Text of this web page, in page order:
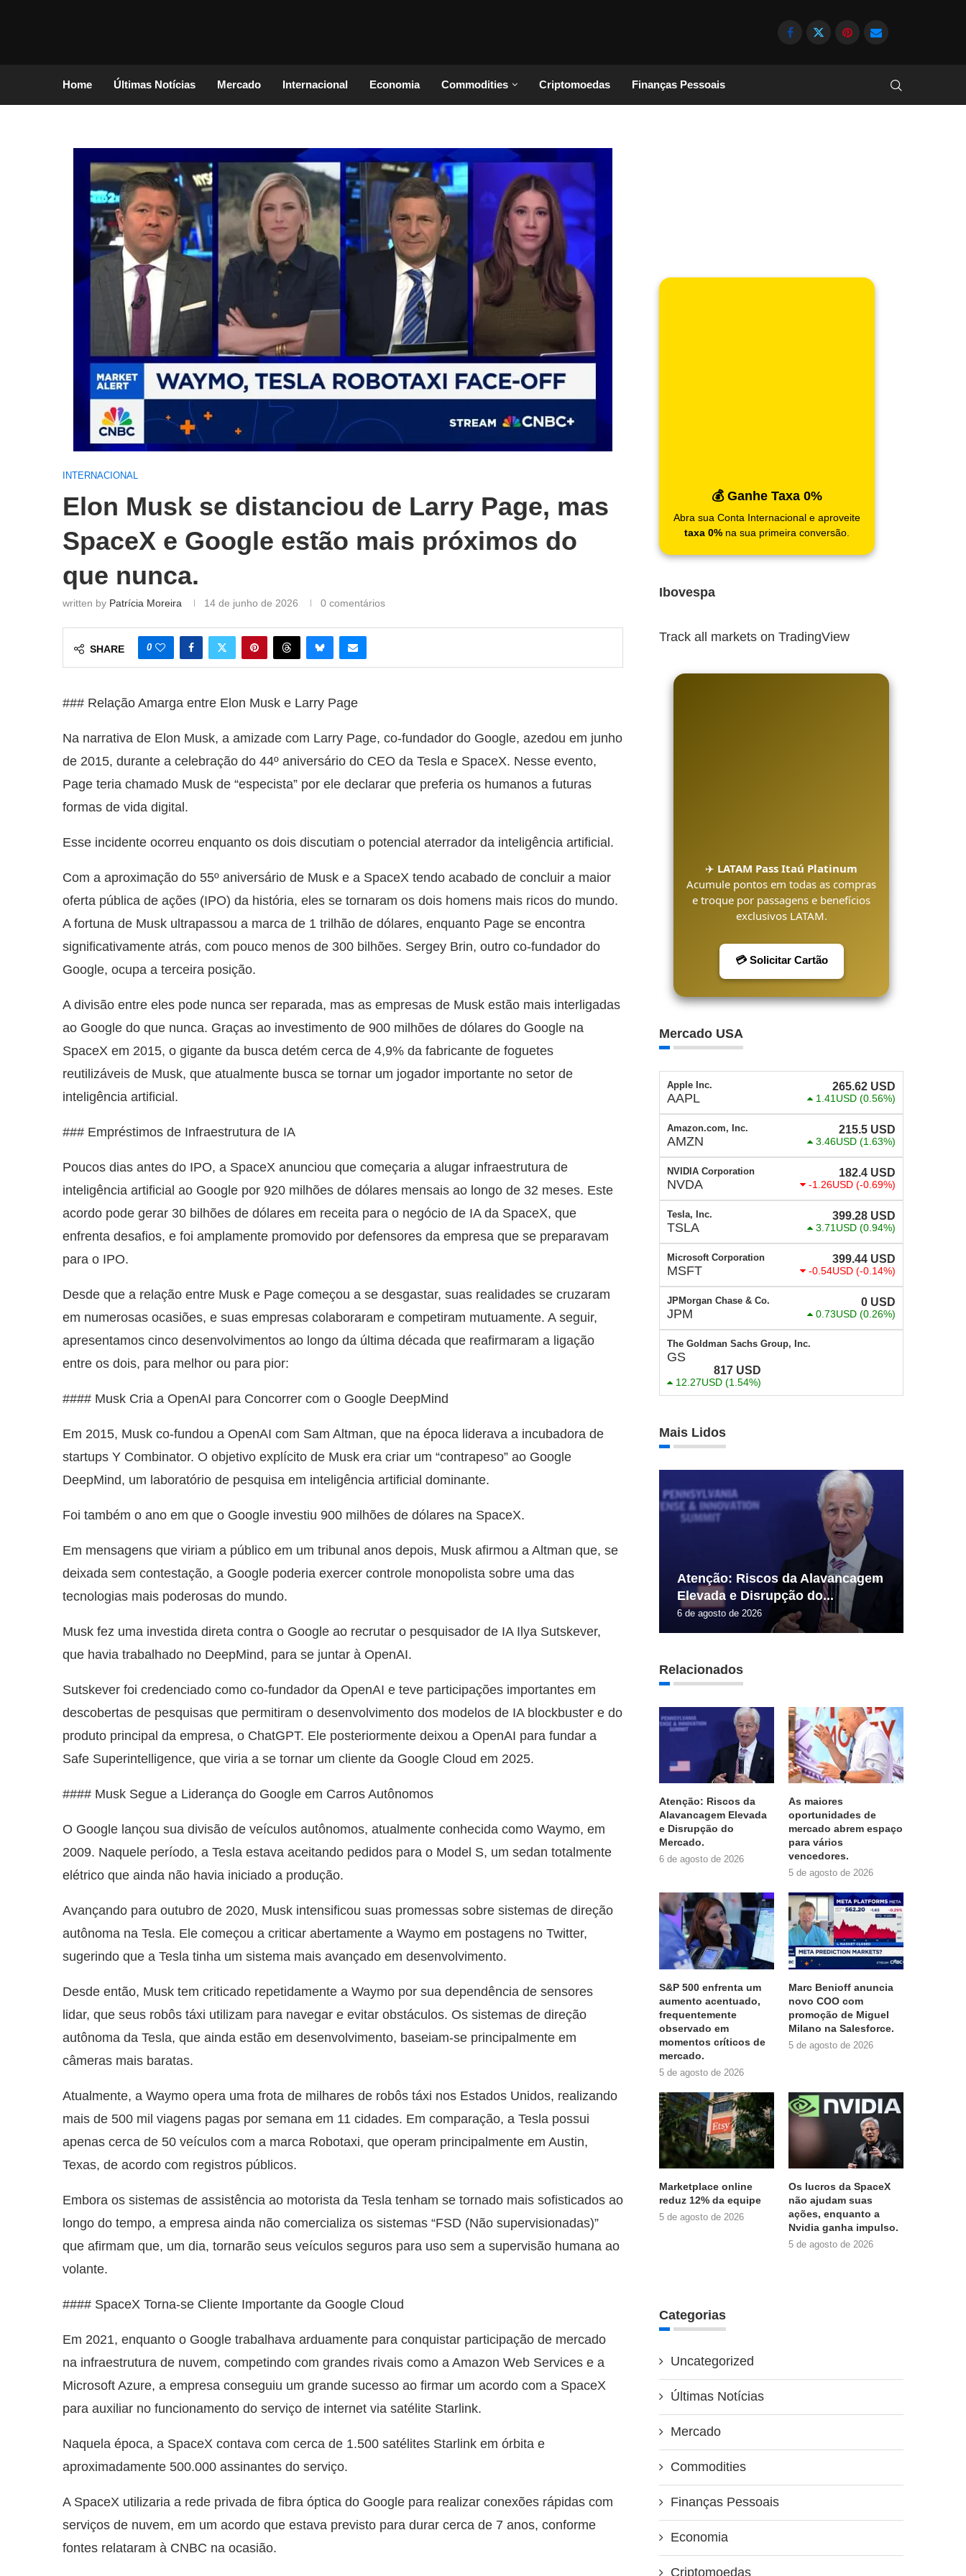
Home Últimas Notícias Mercado Internacional Economia Commodities Criptomoedas Finanças Pessoais
INTERNACIONAL
Elon Musk se distanciou de Larry Page, mas
SpaceX e Google estão mais próximos do
que nunca.
written by Patrícia Moreira 14 de junho de 2026 0 comentários
SHARE 0
### Relação Amarga entre Elon Musk e Larry Page
Na narrativa de Elon Musk, a amizade com Larry Page, co-fundador do Google, azedou em junho
de 2015, durante a celebração do 44º aniversário do CEO da Tesla e SpaceX. Nesse evento,
Page teria chamado Musk de “especista” por ele declarar que preferia os humanos a futuras
formas de vida digital.
Esse incidente ocorreu enquanto os dois discutiam o potencial aterrador da inteligência artificial.
Com a aproximação do 55º aniversário de Musk e a SpaceX tendo acabado de concluir a maior
oferta pública de ações (IPO) da história, eles se tornaram os dois homens mais ricos do mundo.
A fortuna de Musk ultrapassou a marca de 1 trilhão de dólares, enquanto Page se encontra
significativamente atrás, com pouco menos de 300 bilhões. Sergey Brin, outro co-fundador do
Google, ocupa a terceira posição.
A divisão entre eles pode nunca ser reparada, mas as empresas de Musk estão mais interligadas
ao Google do que nunca. Graças ao investimento de 900 milhões de dólares do Google na
SpaceX em 2015, o gigante da busca detém cerca de 4,9% da fabricante de foguetes
reutilizáveis de Musk, que atualmente busca se tornar um jogador importante no setor de
inteligência artificial.
### Empréstimos de Infraestrutura de IA
Poucos dias antes do IPO, a SpaceX anunciou que começaria a alugar infraestrutura de
inteligência artificial ao Google por 920 milhões de dólares mensais ao longo de 32 meses. Este
acordo pode gerar 30 bilhões de dólares em receita para o negócio de IA da SpaceX, que
enfrenta desafios, e foi amplamente promovido por defensores da empresa que se preparavam
para o IPO.
Desde que a relação entre Musk e Page começou a se desgastar, suas realidades se cruzaram
em numerosas ocasiões, e suas empresas colaboraram e competiram mutuamente. A seguir,
apresentamos cinco desenvolvimentos ao longo da última década que reafirmaram a ligação
entre os dois, para melhor ou para pior:
#### Musk Cria a OpenAI para Concorrer com o Google DeepMind
Em 2015, Musk co-fundou a OpenAI com Sam Altman, que na época liderava a incubadora de
startups Y Combinator. O objetivo explícito de Musk era criar um “contrapeso” ao Google
DeepMind, um laboratório de pesquisa em inteligência artificial dominante.
Foi também o ano em que o Google investiu 900 milhões de dólares na SpaceX.
Em mensagens que viriam a público em um tribunal anos depois, Musk afirmou a Altman que, se
deixada sem contestação, a Google poderia exercer controle monopolista sobre uma das
tecnologias mais poderosas do mundo.
Musk fez uma investida direta contra o Google ao recrutar o pesquisador de IA Ilya Sutskever,
que havia trabalhado no DeepMind, para se juntar à OpenAI.
Sutskever foi credenciado como co-fundador da OpenAI e teve participações importantes em
descobertas de pesquisas que permitiram o desenvolvimento dos modelos de IA blockbuster e do
produto principal da empresa, o ChatGPT. Ele posteriormente deixou a OpenAI para fundar a
Safe Superintelligence, que viria a se tornar um cliente da Google Cloud em 2025.
#### Musk Segue a Liderança do Google em Carros Autônomos
O Google lançou sua divisão de veículos autônomos, atualmente conhecida como Waymo, em
2009. Naquele período, a Tesla estava aceitando pedidos para o Model S, um sedan totalmente
elétrico que ainda não havia iniciado a produção.
Avançando para outubro de 2020, Musk intensificou suas promessas sobre sistemas de direção
autônoma na Tesla. Ele começou a criticar abertamente a Waymo em postagens no Twitter,
sugerindo que a Tesla tinha um sistema mais avançado em desenvolvimento.
Desde então, Musk tem criticado repetidamente a Waymo por sua dependência de sensores
lidar, que seus robôs táxi utilizam para navegar e evitar obstáculos. Os sistemas de direção
autônoma da Tesla, que ainda estão em desenvolvimento, baseiam-se principalmente em
câmeras mais baratas.
Atualmente, a Waymo opera uma frota de milhares de robôs táxi nos Estados Unidos, realizando
mais de 500 mil viagens pagas por semana em 11 cidades. Em comparação, a Tesla possui
apenas cerca de 50 veículos com a marca Robotaxi, que operam principalmente em Austin,
Texas, de acordo com registros públicos.
Embora os sistemas de assistência ao motorista da Tesla tenham se tornado mais sofisticados ao
longo do tempo, a empresa ainda não comercializa os sistemas “FSD (Não supervisionadas)”
que afirmam que, um dia, tornarão seus veículos seguros para uso sem a supervisão humana ao
volante.
#### SpaceX Torna-se Cliente Importante da Google Cloud
Em 2021, enquanto o Google trabalhava arduamente para conquistar participação de mercado
na infraestrutura de nuvem, competindo com grandes rivais como a Amazon Web Services e a
Microsoft Azure, a empresa conseguiu um grande sucesso ao firmar um acordo com a SpaceX
para auxiliar no funcionamento do serviço de internet via satélite Starlink.
Naquela época, a SpaceX contava com cerca de 1.500 satélites Starlink em órbita e
aproximadamente 500.000 assinantes do serviço.
A SpaceX utilizaria a rede privada de fibra óptica do Google para realizar conexões rápidas com
serviços de nuvem, em um acordo que estava previsto para durar cerca de 7 anos, conforme
fontes relataram à CNBC na ocasião.
💰 Ganhe Taxa 0%
Abra sua Conta Internacional e aproveite
taxa 0% na sua primeira conversão.
Ibovespa
Track all markets on TradingView
✈️ LATAM Pass Itaú Platinum
Acumule pontos em todas as compras
e troque por passagens e benefícios
exclusivos LATAM.
💳 Solicitar Cartão
Mercado USA
Apple Inc.
AAPL
265.62 USD
1.41USD (0.56%)
Amazon.com, Inc.
AMZN
215.5 USD
3.46USD (1.63%)
NVIDIA Corporation
NVDA
182.4 USD
-1.26USD (-0.69%)
Tesla, Inc.
TSLA
399.28 USD
3.71USD (0.94%)
Microsoft Corporation
MSFT
399.44 USD
-0.54USD (-0.14%)
JPMorgan Chase & Co.
JPM
0 USD
0.73USD (0.26%)
The Goldman Sachs Group, Inc.
GS
817 USD
12.27USD (1.54%)
Mais Lidos
Atenção: Riscos da Alavancagem
Elevada e Disrupção do...
6 de agosto de 2026
Relacionados
Atenção: Riscos da
Alavancagem Elevada
e Disrupção do
Mercado.
6 de agosto de 2026
As maiores
oportunidades de
mercado abrem espaço
para vários
vencedores.
5 de agosto de 2026
S&P 500 enfrenta um
aumento acentuado,
frequentemente
observado em
momentos críticos de
mercado.
5 de agosto de 2026
Marc Benioff anuncia
novo COO com
promoção de Miguel
Milano na Salesforce.
5 de agosto de 2026
Marketplace online
reduz 12% da equipe
5 de agosto de 2026
Os lucros da SpaceX
não ajudam suas
ações, enquanto a
Nvidia ganha impulso.
5 de agosto de 2026
Categorias
Uncategorized
Últimas Notícias
Mercado
Commodities
Finanças Pessoais
Economia
Criptomoedas